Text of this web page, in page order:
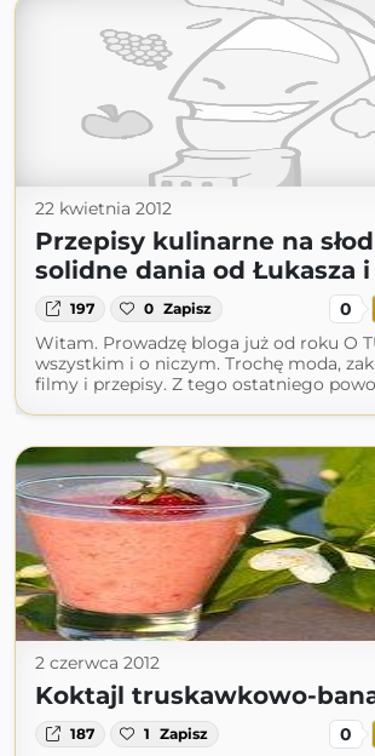
22 kwietnia 2012
Przepisy kulinarne na
solidne dania od Łukasza
197 0 Zapisz 0
Witam. Prowadzę bloga już od roku O
wszystkim i o niczym. Trochę moda,
filmy i przepisy. Z tego ostatniego
2 czerwca 2012
Koktajl truskawkowo-
187 1 Zapisz 0